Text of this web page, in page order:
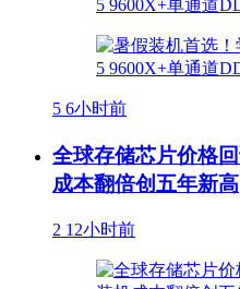
5 6小时前
全球存储芯片价格
成本翻倍创五年新高
2 12小时前